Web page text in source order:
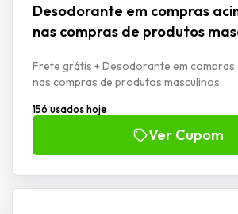
Desodorante em compras
nas compras de produtos
Frete grátis + Desodorante em compras
nas compras de produtos masculinos
156 usados hoje
Ver Cupom